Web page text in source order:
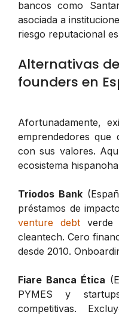
bancos como
asociada a
riesgo reputacional
Alternativas
founders en
Afortunadamente,
emprendedores que
con sus valores.
ecosistema
Triodos Bank
préstamos de
venture debt verde
cleantech. Cero
desde 2010.
Fiare Banca Ética
PYMES y
competitivas.